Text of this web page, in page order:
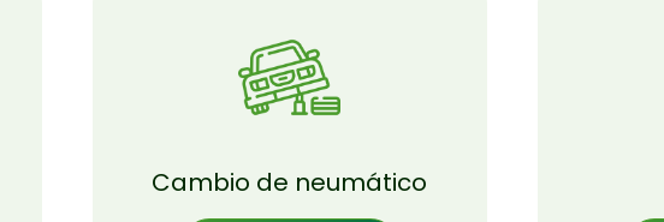
Cambio de neumático